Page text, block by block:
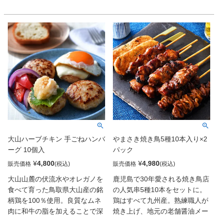
鶏本来の味わいは残しつつ適度
な歯ごたえで柔らかく仕上がる
ような製法で加工しました。炭
焼きの香ばしさと塩こしょうで
美咲どりの旨味を最大限に引き
上げた絶妙の味付けです。
大山ハーブチキン 手ごねハンバ
ーグ 10個入
販売価格 ¥4,800
大山山麓の伏流水やオレガノを
食べて育った鳥取県大山産の銘
柄鶏を100％使用。良質なムネ
肉に和牛の脂を加えることで深
やまさき焼き鳥5種10本入り×2
パック
販売価格 ¥4,980
鹿児島で30年愛される焼き鳥店
の人気串5種10本をセットに。
鶏はすべて九州産。熟練職人が
焼き上げ、地元の老舗醤油メー